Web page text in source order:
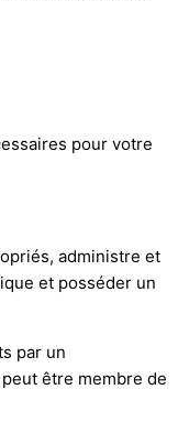
pour votre
administre et
et posséder un
par un
être membre de